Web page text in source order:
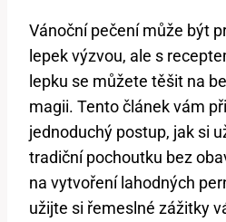
Vánoční pečení může být
lepek výzvou, ale s
lepku se můžete těšit na
magii. Tento článek vám
jednoduchý postup, jak si
tradiční pochoutku bez
na vytvoření lahodných
užijte si řemeslné zážitky